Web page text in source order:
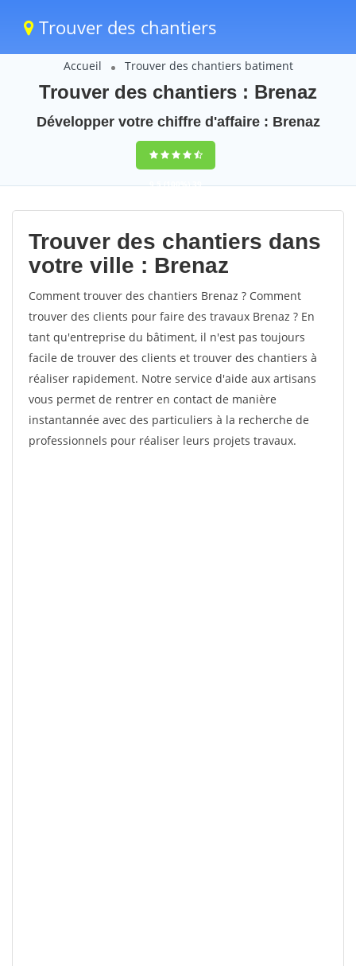
Trouver des chantiers
Accueil Trouver des chantiers batiment
Trouver des chantiers : Brenaz
Développer votre chiffre d'affaire : Brenaz
9,5(100%)39
votes
Trouver des chantiers dans
votre ville : Brenaz
Comment trouver des chantiers Brenaz ? Comment
trouver des clients pour faire des travaux Brenaz ? En
tant qu'entreprise du bâtiment, il n'est pas toujours
facile de trouver des clients et trouver des chantiers à
réaliser rapidement. Notre service d'aide aux artisans
vous permet de rentrer en contact de manière
instantannée avec des particuliers à la recherche de
professionnels pour réaliser leurs projets travaux.